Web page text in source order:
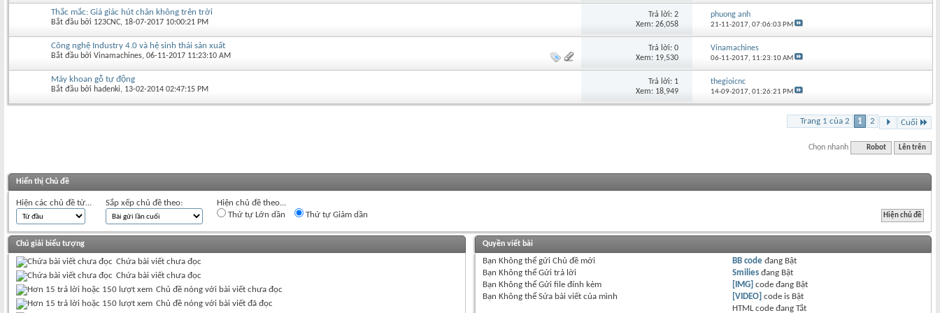
Thắc mắc: Giá giác hút chân không trên trời
Bắt đầu bởi 123CNC‎, 18-07-2017 10:00:21 PM
Trả lời: 2
Xem: 26,058
phuong anh
21-11-2017,07:06:03 PM
Công nghệ Industry 4.0 và hệ sinh thái sản xuất
Bắt đầu bởi Vinamachines‎, 06-11-2017 11:23:10 AM
Trả lời: 0
Xem: 19,530
Vinamachines
06-11-2017, 11:23:10 AM
Máy khoan gỗ tự động
Bắt đầu bởi hadenki‎, 13-02-2014 02:47:15 PM
Trả lời: 1
Xem: 18,949
thegioicnc
14-09-2017,01:26:21 PM
Trang 1 của 2 1 2 Cuối
Chọn nhanh Robot Lên trên
Hiển thị Chủ đề
Hiện các chủ đề từ... Sắp xếp chủ đề theo:
Hiện chủ đề theo...
Thứ tự Lớn dần
Thứ tự Giảm dần
Chú giải biểu tượng
Chứa bài viết chưa đọc
Chứa bài viết chưa đọc
Chủ đề nóng với bài viết chưa đọc
Chủ đề nóng với bài viết đã đọc
Quyền viết bài
Bạn Không thểgửi Chủ đề mới
Bạn Không thểGửi trả lời
Bạn Không thểGửi file đính kèm
Bạn Không thểSửa bài viết của mình
BB code đang Bật
Smilies đang Bật
[IMG] code đang Bật
[VIDEO] code is Bật
HTML code đangTắt